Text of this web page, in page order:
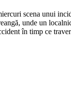
scena unui
unde un
în timp ce